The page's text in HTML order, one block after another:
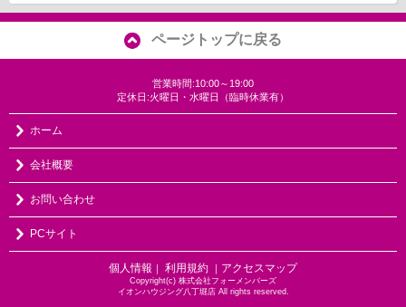
ページトップに戻る
営業時間:10:00～19:00
定休日:火曜日・水曜日（臨時休業有）
ホーム
会社概要
お問い合わせ
PCサイト
個人情報 ｜ 利用規約 ｜ アクセスマップ
Copyright(c) 株式会社フォーメンバーズ
イオンハウジング八丁堀店 All rights reserved.